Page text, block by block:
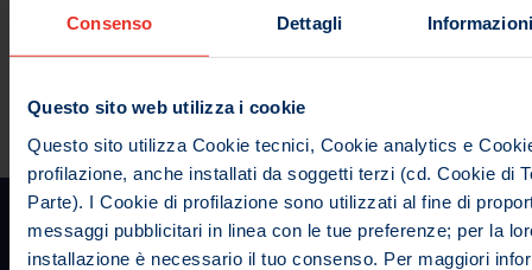
Consenso Dettagli
Questo sito web utilizza i cookie
Questo sito utilizza Cookie tecnici, Cookie analytics e
profilazione, anche installati da soggetti terzi (cd. Cookie di
Parte). I Cookie di profilazione sono utilizzati al fine di
messaggi pubblicitari in linea con le tue preferenze; per la
installazione è necessario il tuo consenso. Per maggiori